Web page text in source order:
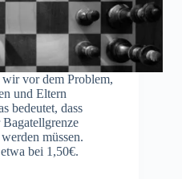
vor dem Problem,
und Eltern
bedeutet, dass
müssen.
bei 1,50€.